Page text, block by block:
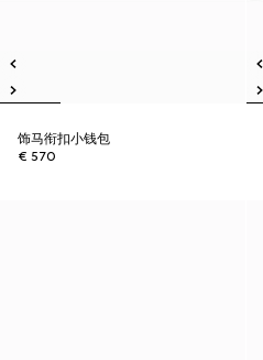
饰马衔扣小钱包
€ 570